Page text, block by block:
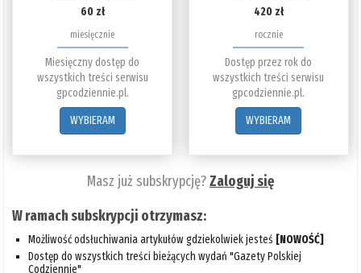
60 zł
miesięcznie
Miesięczny dostęp do
wszystkich treści serwisu
gpcodziennie.pl.
WYBIERAM
420 zł
rocznie
Dostęp przez rok do
wszystkich treści serwisu
gpcodziennie.pl.
WYBIERAM
Masz już subskrypcję?Zaloguj się
W ramach subskrypcji otrzymasz:
Możliwość odsłuchiwania artykułów gdziekolwiek jesteś [NOWOŚĆ]
Dostęp do wszystkich treści bieżących wydań "Gazety Polskiej
Codziennie"